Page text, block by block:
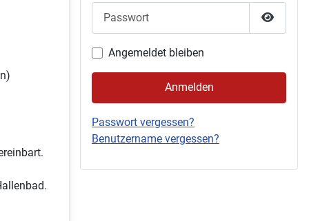
Angemeldet bleiben
Anmelden
Passwort vergessen?
Benutzername vergessen?